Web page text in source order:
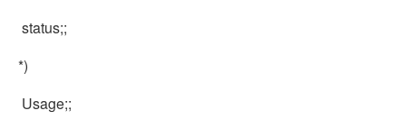
status;;
*)
Usage;;